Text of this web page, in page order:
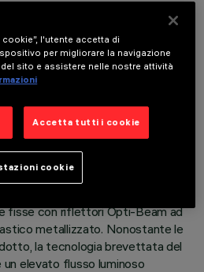
05/08/2026
fisse con riflettori Opti-Beam ad
metallizzato. Nonostante le
la tecnologia brevettata del
elevato flusso luminoso
l'utente accetta di
per migliorare la navigazione
sito e assistere nelle nostre attività
Accetta tutti i cookie
cookie